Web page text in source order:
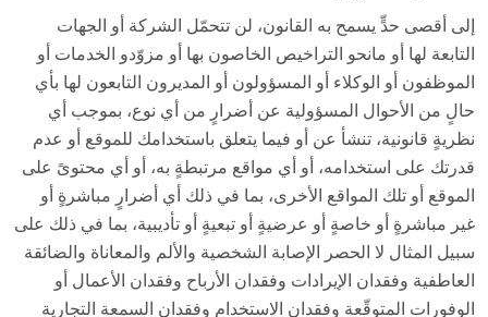
إلى أقصى حدٍّ يسمح به القانون، لن تتحمّل الشركة أو الجهات
التابعة لها أو مانحو التراخيص الخاصون بها أو مزوّدو الخدمات أو
الموظفون أو الوكلاء أو المسؤولون أو المديرون التابعون لها بأي
حالٍ من الأحوال المسؤولية عن أضرارٍ من أي نوع، بموجب أي
نظريةٍ قانونية، تنشأ عن أو فيما يتعلق باستخدامك للموقع أو عدم
قدرتك على استخدامه، أو أي مواقع مرتبطةٍ به، أو أي محتوىً على
الموقع أو تلك المواقع الأخرى، بما في ذلك أي أضرارٍ مباشرةٍ أو
غير مباشرةٍ أو خاصةٍ أو عرضيةٍ أو تبعيةٍ أو تأديبية، بما في ذلك على
سبيل المثال لا الحصر الإصابة الشخصية والألم والمعاناة والضائقة
العاطفية وفقدان الإيرادات وفقدان الأرباح وفقدان الأعمال أو
الوفورات المتوقّعة وفقدان الاستخدام وفقدان السمعة التجارية